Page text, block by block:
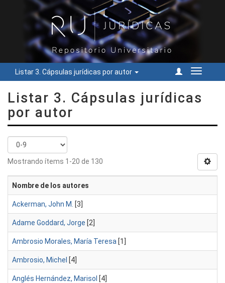
Listar 3. Cápsulas jurídicas por autor
Cambiar
Listar 3. Cápsulas jurídicas
por autor
Mostrando ítems 1-20 de 130
Nombre de los autores
Ackerman, John M. [3]
Adame Goddard, Jorge [2]
Ambrosio Morales, María Teresa [1]
Ambrosio, Michel [4]
Anglés Hernández, Marisol [4]